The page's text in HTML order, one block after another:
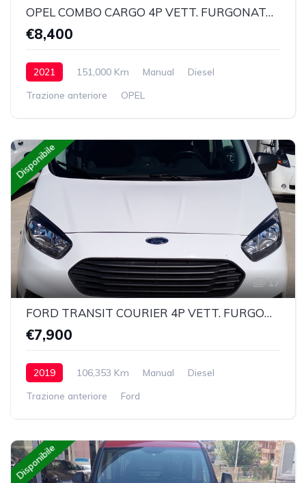
OPEL COMBO CARGO 4P VETT. FURGONATA 1.5 DIESEL 100CV EDITION L1 650 KG MT6
€8,400
2021 151,000 Km Manual
Diesel
Trazione anteriore
OPEL
Disponibile
17
FORD TRANSIT COURIER 4P VETT. FURGONATA 1.5 TDCI 75 CV TREND
€7,900
2019 106,353 Km Manual
Diesel
Trazione anteriore
Ford
Disponibile